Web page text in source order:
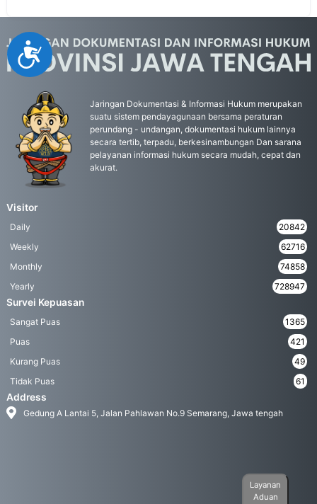
Accessibility
Jaringan Dokumentasi & Informasi Hukum merupakan
suatu sistem pendayagunaan bersama peraturan
perundang - undangan, dokumentasi hukum lainnya
secara tertib, terpadu, berkesinambungan Dan sarana
pelayanan informasi hukum secara mudah, cepat dan
akurat.
Visitor
Daily
20842
Weekly
62716
Monthly
74858
Yearly
728947
Survei Kepuasan
Sangat Puas
1365
Puas
421
Kurang Puas
49
Tidak Puas
61
Address
Gedung A Lantai 5, Jalan Pahlawan No.9 Semarang, Jawa tengah
Layanan
Aduan